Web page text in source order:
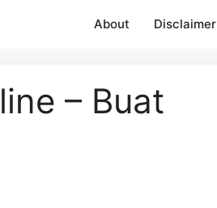
About Disclaimer
– Buat